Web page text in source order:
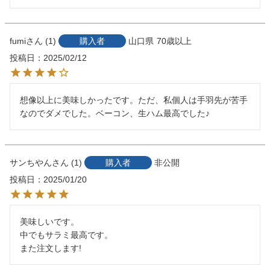
fumi 1 購入者 山口県 70歳以上
投稿日
2025/02/12
想像以上に美味しかったです。ただ、私個人は手羽先が苦手
なのでダメでした。ベーコン、生ハム最高でした♪
サンちやん 1 購入者
非公開
投稿日
2025/01/20
美味しいです。
中でもサラミ最高です。
また注文します!